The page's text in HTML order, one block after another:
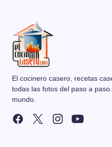
El cocinero casero, recetas
todas las fotos del paso a
mundo.